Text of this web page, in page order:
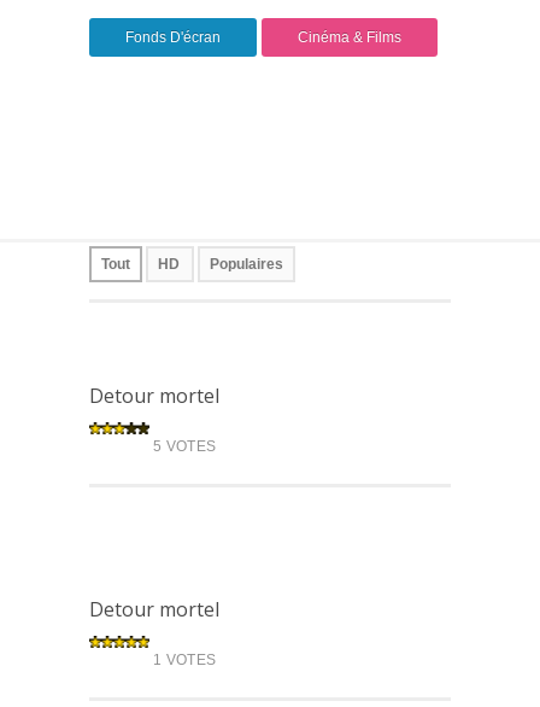
Fonds D'écran Cinéma & Films
Tout HD Populaires
Detour mortel
5 VOTES
Detour mortel
1 VOTES